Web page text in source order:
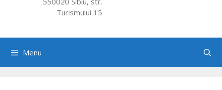
Turismului 15
Menu